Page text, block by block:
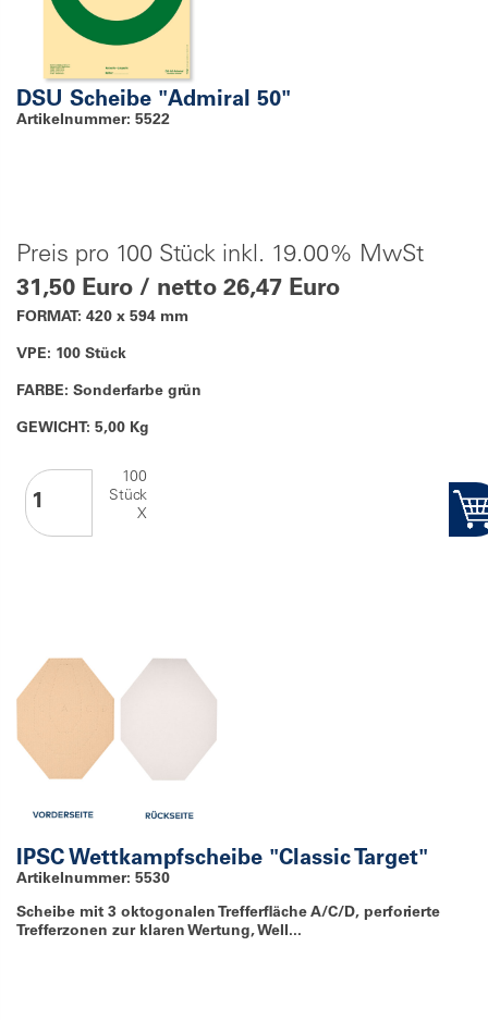
DSU Scheibe "Admiral 50"
Artikelnummer: 5522
Preis pro 100 Stück inkl. 19.00% MwSt
31,50 Euro / netto 26,47 Euro
FORMAT: 420 x 594 mm
VPE: 100 Stück
FARBE: Sonderfarbe grün
GEWICHT: 5,00 Kg
100
Stück
X
IPSC Wettkampfscheibe "Classic Target"
Artikelnummer: 5530
Scheibe mit 3 oktogonalen Trefferfläche A/C/D, perforierte
Trefferzonen zur klaren Wertung, Well...